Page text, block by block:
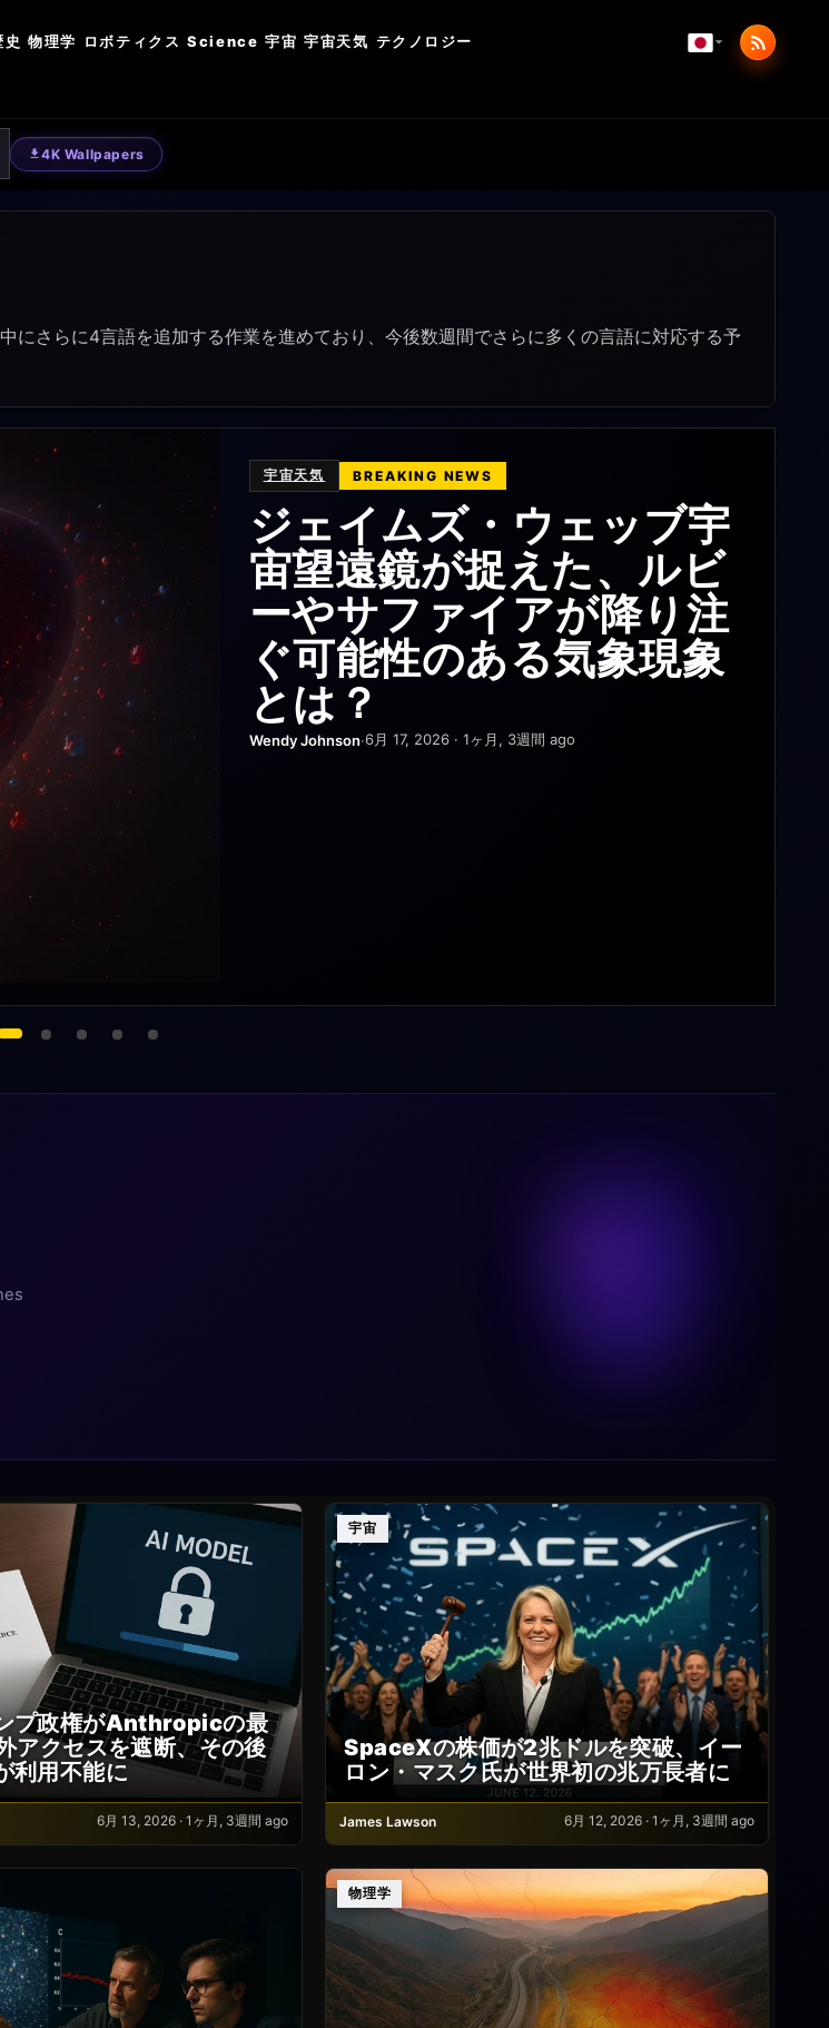
史 物理学 ロボティクス Science 宇宙 宇宙天気 テクノロジー
4K Wallpapers
さらに4言語を追加する作業を進めており、今後数週間でさらに多くの言語に対応する予
宇宙天気 BREAKING NEWS
ジェイムズ・ウェッブ宇
宙望遠鏡が捉えた、ルビ
ーやサファイアが降り注
ぐ可能性のある気象現象
とは？
Wendy Johnson·6月 17, 2026 · 1ヶ月, 3週間 ago
ロボティクス BREAKING NEWS
配送ロボットが警察の密
告者に — EUが承認プロ
セスを調査へ
Mattias Risberg·6月 15, 2026 · 1ヶ月, 3週間 ago
SCIENCE BREAKING NEWS
蚊の口吻が20ミクロンの
3Dプリンター用ノズルに
—製造コストはわずか8
セント
Mattias Risberg·6月 15, 2026 · 1ヶ月, 3週間 ago
物理学 BREAKING NEWS
ハイデルベルクのAIが宇
宙の謎を解明――その
「停止」が意味する衝撃
の物語
Mattias Risberg·6月 15, 2026 · 1ヶ月, 3週間 ago
宇宙 BREAKING NEWS
国防総省のUFO機密文書
が明かす「コロラド上空
の謎のジャガイモ」―説
得力を欠く公式見解
Mattias Risberg·6月 15, 2026 · 1ヶ月, 3週間 ago
プ政権がAnthropicの最
アクセスを遮断、その後
利用不能に
6月 13, 2026 · 1ヶ月, 3週間 ago
宇宙
SpaceXの株価が2兆ドルを突破、イー
ロン・マスク氏が世界初の兆万長者に
James Lawson 6月 12, 2026 · 1ヶ月, 3週間 ago
物理学